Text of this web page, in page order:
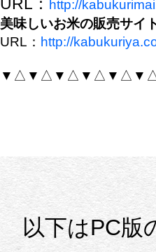
http://
美味しいお米の販売サイ
URL： http://
以下はPC版